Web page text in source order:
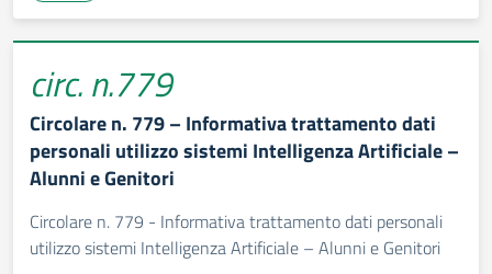
circ. n.779
Circolare n. 779 – Informativa trattamento dati
personali utilizzo sistemi Intelligenza Artificiale –
Alunni e Genitori
Circolare n. 779 - Informativa trattamento dati personali
utilizzo sistemi Intelligenza Artificiale – Alunni e Genitori